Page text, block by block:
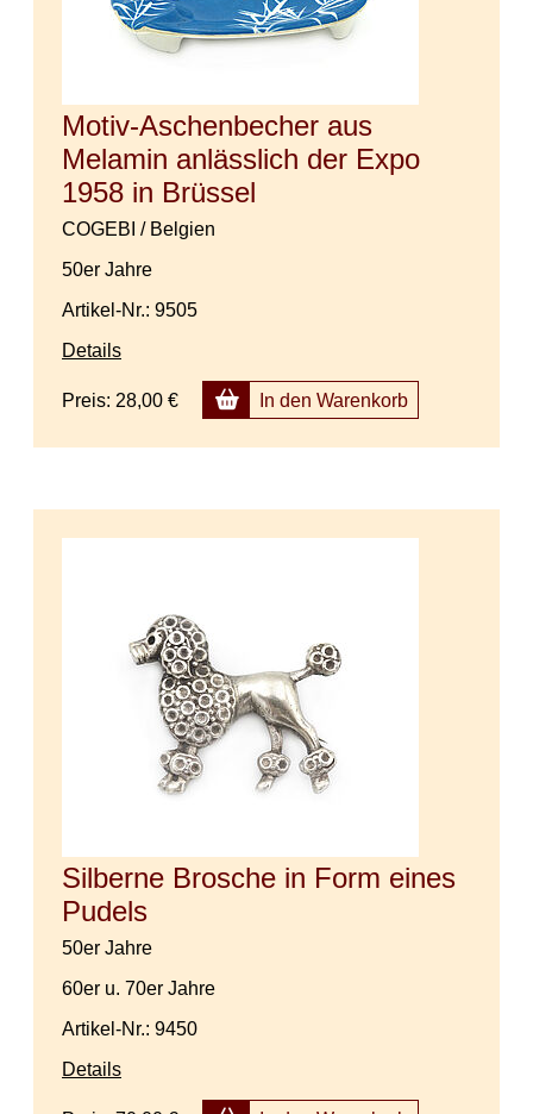
Motiv-Aschenbecher aus
Melamin anlässlich der Expo
1958 in Brüssel
COGEBI / Belgien
50er Jahre
Artikel-Nr.: 9505
Details
Preis: 28,00 € In den Warenkorb
Silberne Brosche in Form eines
Pudels
50er Jahre
60er u. 70er Jahre
Artikel-Nr.: 9450
Details